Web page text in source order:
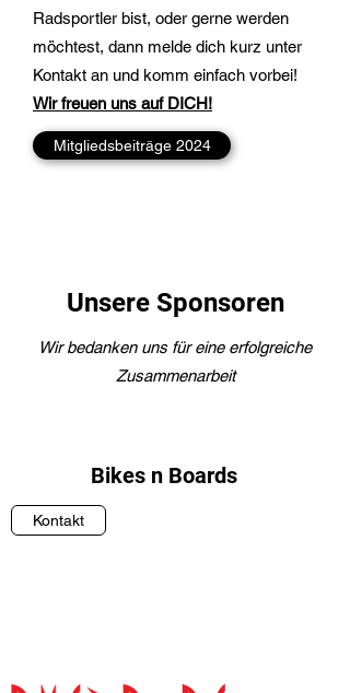
Radsportler bist, oder gerne werden
möchtest, dann melde dich kurz unter
Kontakt an und komm einfach vorbei!
Wir freuen uns auf DICH!
Mitgliedsbeiträge 2024
Unsere Sponsoren
Wir bedanken uns für eine erfolgreiche
Zusammenarbeit
Bikes n Boards
Kontakt